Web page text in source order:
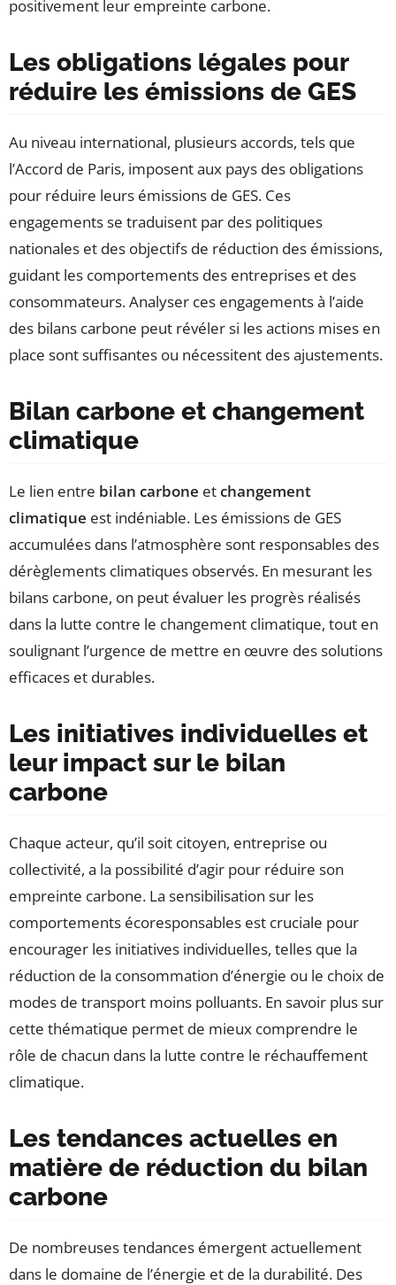
positivement leur empreinte carbone.
Les obligations légales pour
réduire les émissions de GES
Au niveau international, plusieurs accords, tels que
l’Accord de Paris, imposent aux pays des obligations
pour réduire leurs émissions de GES. Ces
engagements se traduisent par des politiques
nationales et des objectifs de réduction des émissions,
guidant les comportements des entreprises et des
consommateurs. Analyser ces engagements à l’aide
des bilans carbone peut révéler si les actions mises en
place sont suffisantes ou nécessitent des ajustements.
Bilan carbone et changement
climatique
Le lien entre bilan carbone etchangement
climatique est indéniable. Les émissions de GES
accumulées dans l’atmosphère sont responsables des
dérèglements climatiques observés. En mesurant les
bilans carbone, on peut évaluer les progrès réalisés
dans la lutte contre le changement climatique, tout en
soulignant l’urgence de mettre en œuvre des solutions
efficaces et durables.
Les initiatives individuelles et
leur impact sur le bilan
carbone
Chaque acteur, qu’il soit citoyen, entreprise ou
collectivité, a la possibilité d’agir pour réduire son
empreinte carbone. La sensibilisation sur les
comportements écoresponsables est cruciale pour
encourager les initiatives individuelles, telles que la
réduction de la consommation d’énergie ou le choix de
modes de transport moins polluants. En savoir plus sur
cette thématique permet de mieux comprendre le
rôle de chacun dans la lutte contre le réchauffement
climatique.
Les tendances actuelles en
matière de réduction du bilan
carbone
De nombreuses tendances émergent actuellement
dans le domaine de l’énergie et de la durabilité. Des